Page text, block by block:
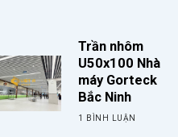
Trần nhôm
U50x100 Nhà
máy Gorteck
Bắc Ninh
1 BÌNH LUẬN